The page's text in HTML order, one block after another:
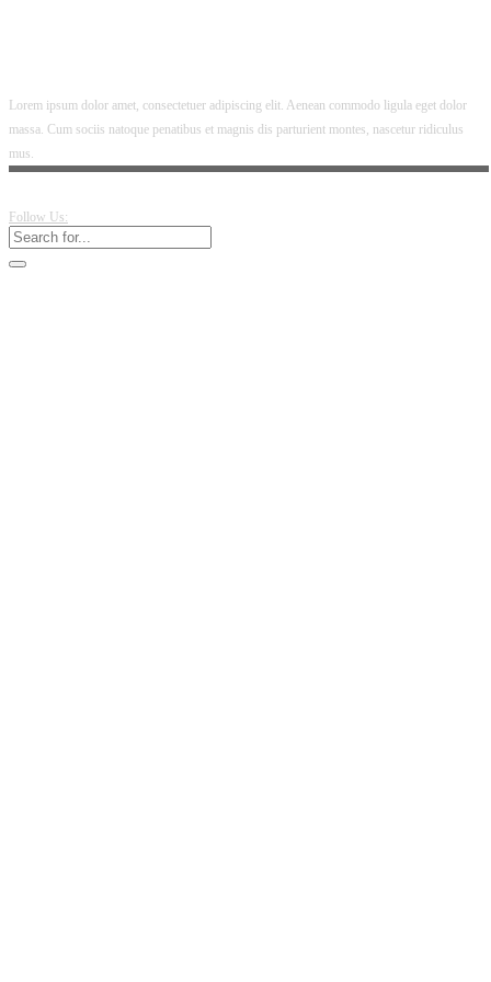
Lorem ipsum dolor amet, consectetuer adipiscing elit. Aenean commodo ligula eget dolor
massa. Cum sociis natoque penatibus et magnis dis parturient montes, nascetur ridiculus
mus.
Follow Us: